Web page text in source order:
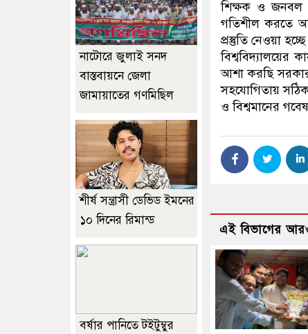
শিক্ষক ও জনবল
গতিশীল করতে
প্রস্তুতি নেওয়া
বিশ্ববিদ্যালয়ের
আশা করছি সরকার
সহযোগিতায়
ও বিশ্বমানের
এই বিভাগের
নাটোরে জুলাই সনদ
বাস্তবায়নে জেলা
জামায়াতের গণমিছিল
শীর্ষ সন্ত্রাসী ডেভিড ইমনের
১০ দিনের রিমান্ড
বর্ষার পানিতে টইটুম্বুর